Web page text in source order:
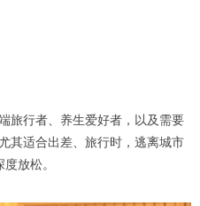
行者、养生爱好者，以及需要
其适合出差、旅行时，逃离城市
放松。